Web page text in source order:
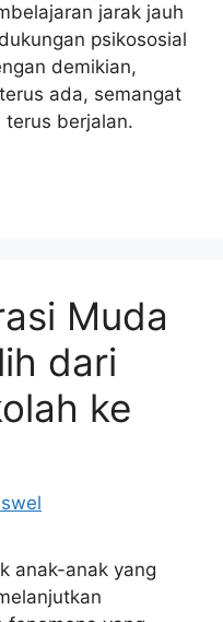
jarak jauh
psikososial
demikian,
ada, semangat
terus berjalan.
Muda
dari
ke
anak-anak yang